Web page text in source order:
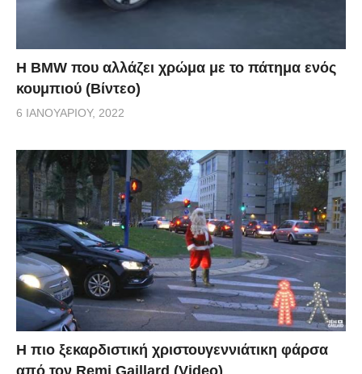
Η BMW που αλλάζει χρώμα με το πάτημα ενός
κουμπιού (Βίντεο)
6 ΙΑΝΟΥΑΡΊΟΥ, 2022
Η πιο ξεκαρδιστική χριστουγεννιάτικη φάρσα
από τον Remi Gaillard (Video)